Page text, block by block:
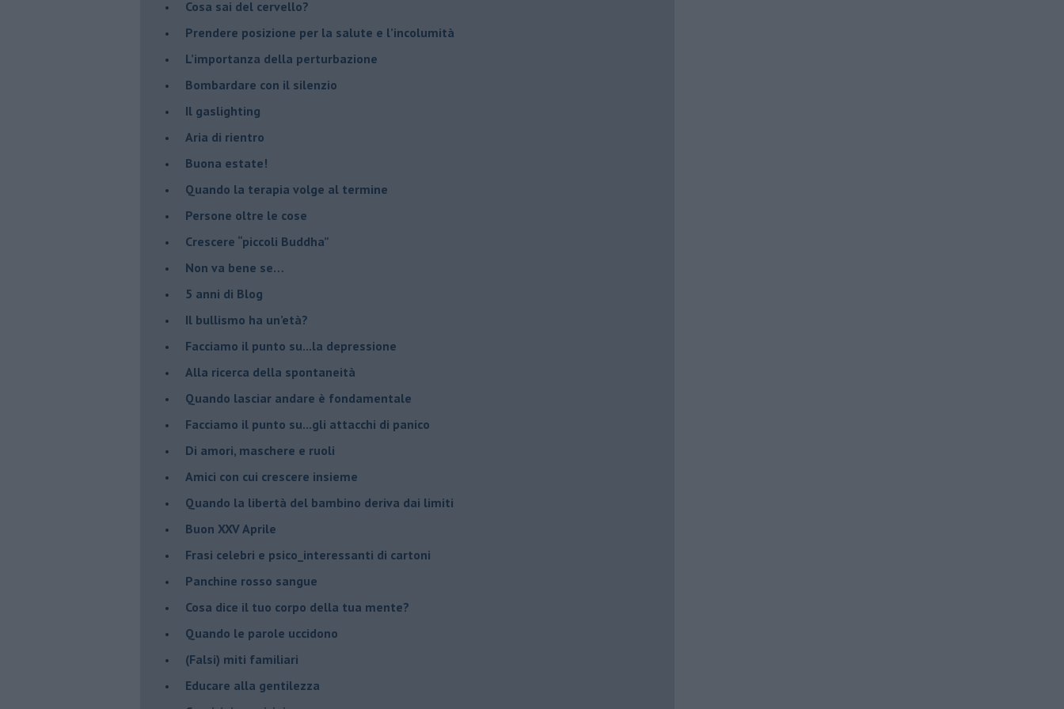
​Cosa sai del cervello?
Prendere posizione per la salute e l’incolumità
L’importanza della perturbazione
​Bombardare con il silenzio
Il gaslighting
Aria di rientro
Buona estate!
​Quando la terapia volge al termine
​Persone oltre le cose
​Crescere “piccoli Buddha”
Non va bene se…
​5 anni di Blog
​Il bullismo ha un’età?
Facciamo il punto su...la depressione
​Alla ricerca della spontaneità
​Quando lasciar andare è fondamentale
Facciamo il punto su...gli attacchi di panico
Di amori, maschere e ruoli
​Amici con cui crescere insieme
​Quando la libertà del bambino deriva dai limiti
Buon XXV Aprile
​Frasi celebri e psico_interessanti di cartoni
​Panchine rosso sangue
​Cosa dice il tuo corpo della tua mente?
​Quando le parole uccidono
​(Falsi) miti familiari
​Educare alla gentilezza